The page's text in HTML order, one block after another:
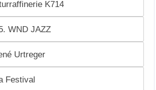
K714
WND JAZZ
Urtreger
Festival